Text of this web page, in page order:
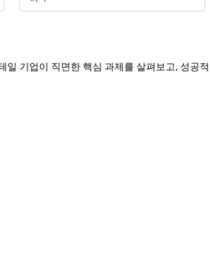
기업이 직면한 핵심 과제를 살펴보고, 성공